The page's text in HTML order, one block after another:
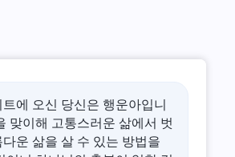
에 오신 당신은 행운아입니
맞이해 고통스러운 삶에서 벗
다운 삶을 살 수 있는 방법을